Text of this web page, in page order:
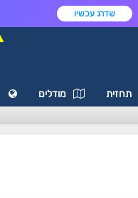
שדרג עכשיו
תחזית מודלים